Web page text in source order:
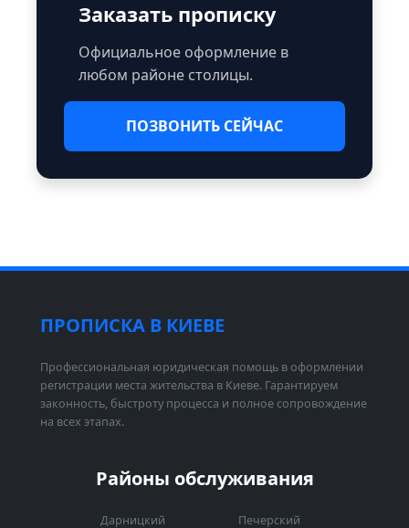
Заказать прописку
Официальное оформление в
любом районе столицы.
ПОЗВОНИТЬ СЕЙЧАС
ПРОПИСКА В КИЕВЕ
Профессиональная юридическая помощь в оформлении
регистрации места жительства в Киеве. Гарантируем
законность, быстроту процесса и полное сопровождение
на всех этапах.
Районы обслуживания
Дарницкий Печерский